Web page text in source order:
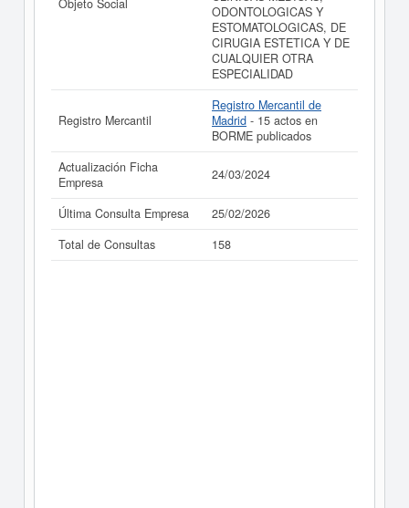
Objeto Social
ODONTOLOGICAS Y
ESTOMATOLOGICAS, DE
CIRUGIA ESTETICA Y DE
CUALQUIER OTRA
ESPECIALIDAD
Registro Mercantil
Registro Mercantil de
Madrid - 15 actos en
BORME publicados
Actualización Ficha
Empresa
24/03/2024
Última Consulta Empresa
25/02/2026
Total de Consultas
158